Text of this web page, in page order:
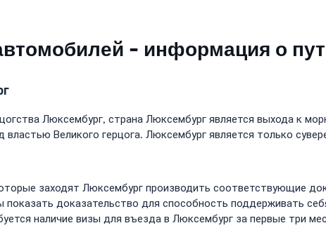
- информация о
Люксембург, страна Люксембург является выхода к
властью Великого герцога. Люксембург является только
заходят Люксембург производить соответствующие
доказательство для способность поддерживать
наличие визы для въезда в Люксембург за первые три